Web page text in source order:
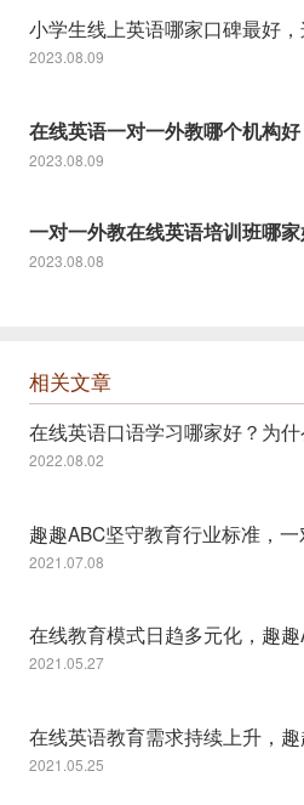
2023.08.09
2023.08.09
2023.08.08
相关文章
2022.08.02
2021.07.08
2021.05.27
2021.05.25